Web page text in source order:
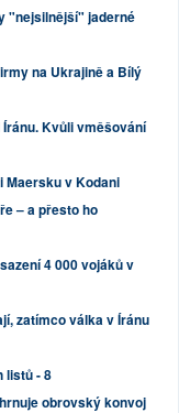
"nejsilnější" jaderné
na Ukrajině a Bílý
Kvůli vměšování
Maersku v Kodani
– a přesto ho
4 000 vojáků v
zatímco válka v Íránu
listů - 8
obrovský konvoj